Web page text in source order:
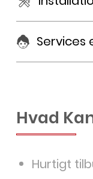
Services
Hvad
Hurtigt